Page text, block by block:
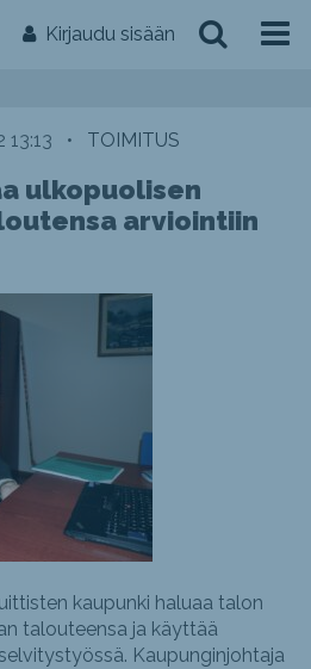
Kirjaudu sisään
13:13 • TOIMITUS
ulkopuolisen
arviointiin
kaupunki haluaa talon
talouteensa ja käyttää
Kaupunginjohtaja